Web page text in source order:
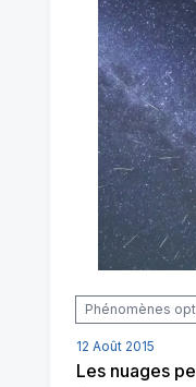
Phénomènes
12 Août 2015
Les nuages